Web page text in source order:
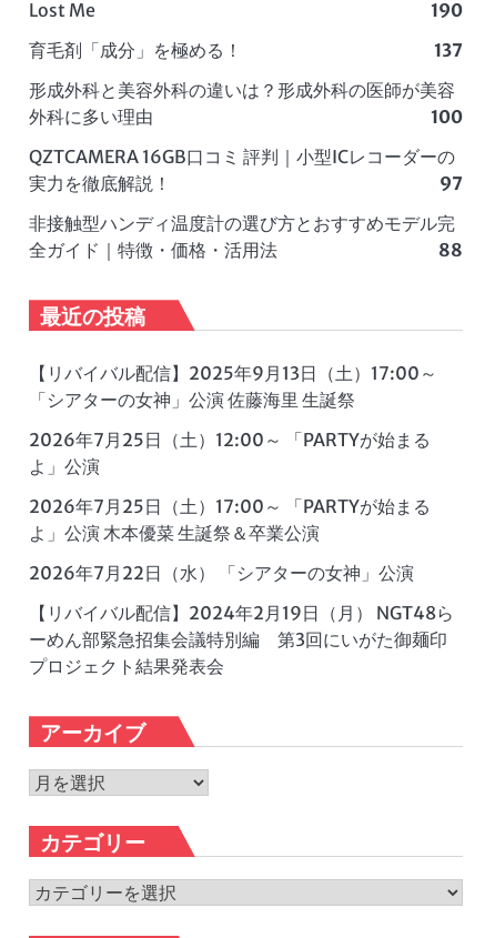
Lost Me
190
育毛剤「成分」を極める！
137
形成外科と美容外科の違いは？形成外科の医師が美容
外科に多い理由
100
QZTCAMERA 16GB口コミ 評判｜小型ICレコーダーの
実力を徹底解説！
97
非接触型ハンディ温度計の選び方とおすすめモデル完
全ガイド｜特徴・価格・活用法
88
最近の投稿
【リバイバル配信】2025年9月13日（土）17:00～
「シアターの女神」公演 佐藤海里 生誕祭
2026年7月25日（土）12:00～ 「PARTYが始まる
よ」公演
2026年7月25日（土）17:00～ 「PARTYが始まる
よ」公演 木本優菜 生誕祭＆卒業公演
2026年7月22日（水） 「シアターの女神」公演
【リバイバル配信】2024年2月19日（月） NGT48ら
ーめん部緊急招集会議特別編 第3回にいがた御麺印
プロジェクト結果発表会
アーカイブ
ア
カ
イ
ブ
カテゴリー
カ